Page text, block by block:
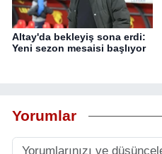
Altay'da bekleyiş sona erdi:
Yeni sezon mesaisi başlıyor
Yorumlar